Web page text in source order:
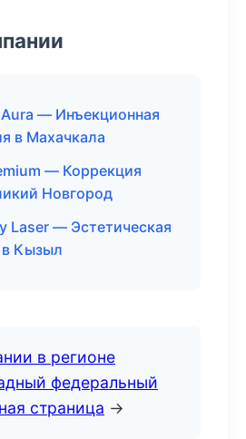
— Инъекционная
в Махачкала
— Коррекция
Новгород
Laser — Эстетическая
в Кызыл
в регионе
федеральный
страница →